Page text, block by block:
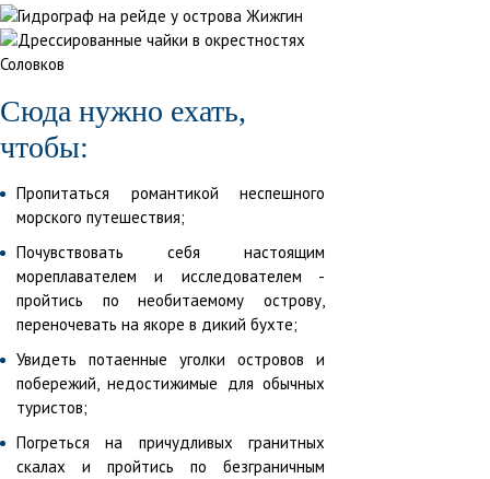
Сюда нужно ехать,
чтобы:
Пропитаться романтикой неспешного
морского путешествия;
Почувствовать себя настоящим
мореплавателем и исследователем -
пройтись по необитаемому острову,
переночевать на якоре в дикий бухте;
Увидеть потаенные уголки островов и
побережий, недостижимые для обычных
туристов;
Погреться на причудливых гранитных
скалах и пройтись по безграничным